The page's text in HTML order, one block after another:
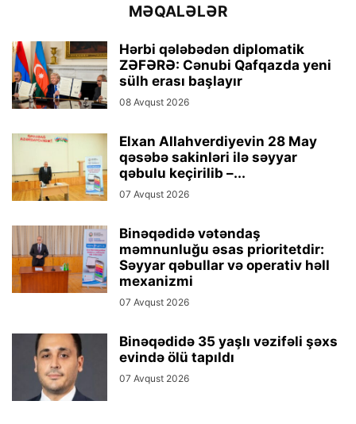
MƏQALƏLƏR
Hərbi qələbədən diplomatik
ZƏFƏRƏ: Cənubi Qafqazda yeni
sülh erası başlayır
08 Avqust 2026
Elxan Allahverdiyevin 28 May
qəsəbə sakinləri ilə səyyar
qəbulu keçirilib –...
07 Avqust 2026
Binəqədidə vətəndaş
məmnunluğu əsas prioritetdir:
Səyyar qəbullar və operativ həll
mexanizmi
07 Avqust 2026
Binəqədidə 35 yaşlı vəzifəli şəxs
evində ölü tapıldı
07 Avqust 2026